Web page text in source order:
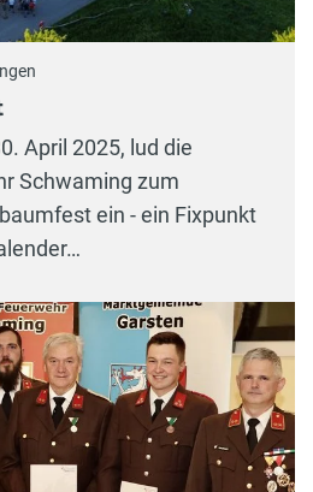
April 2025, lud die
Schwaming zum
ein - ein Fixpunkt